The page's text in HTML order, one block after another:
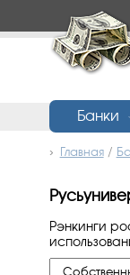
Банки
Главная/
Рэнкинги